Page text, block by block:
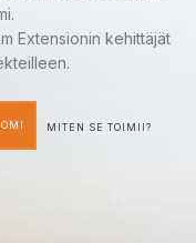
Extensionin kehittäjät
MITEN SE TOIMII?